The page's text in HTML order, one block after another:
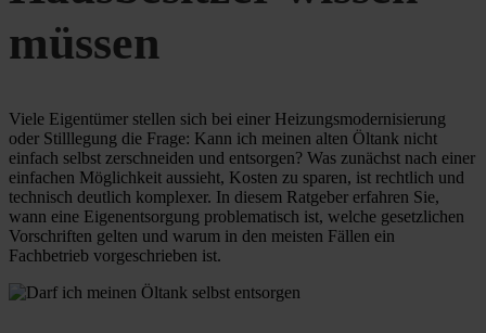
müssen
Viele Eigentümer stellen sich bei einer Heizungsmodernisierung
oder Stilllegung die Frage: Kann ich meinen alten Öltank nicht
einfach selbst zerschneiden und entsorgen? Was zunächst nach einer
einfachen Möglichkeit aussieht, Kosten zu sparen, ist rechtlich und
technisch deutlich komplexer. In diesem Ratgeber erfahren Sie,
wann eine Eigenentsorgung problematisch ist, welche gesetzlichen
Vorschriften gelten und warum in den meisten Fällen ein
Fachbetrieb vorgeschrieben ist.